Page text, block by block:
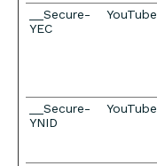
__Secure-
YEC
YouTube
__Secure-
YNID
YouTube